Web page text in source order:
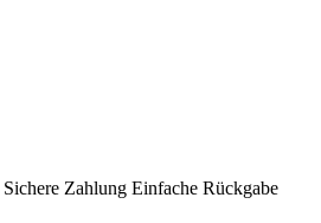
Sichere Zahlung Einfache Rückgabe